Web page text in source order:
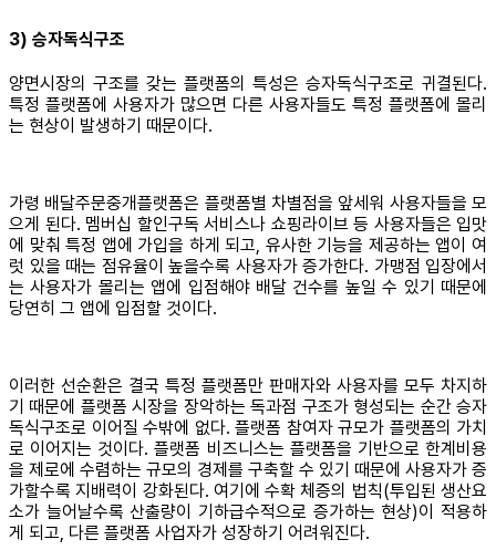
3) 승자독식구조
양면시장의 구조를 갖는 플랫폼의 특성은 승자독식구조로 귀결된다.
특정 플랫폼에 사용자가 많으면 다른 사용자들도 특정 플랫폼에 몰리
는 현상이 발생하기 때문이다.
가령 배달주문중개플랫폼은 플랫폼별 차별점을 앞세워 사용자들을 모
으게 된다. 멤버십 할인구독 서비스나 쇼핑라이브 등 사용자들은 입맛
에 맞춰 특정 앱에 가입을 하게 되고, 유사한 기능을 제공하는 앱이 여
럿 있을 때는 점유율이 높을수록 사용자가 증가한다. 가맹점 입장에서
는 사용자가 몰리는 앱에 입점해야 배달 건수를 높일 수 있기 때문에
당연히 그 앱에 입점할 것이다.
이러한 선순환은 결국 특정 플랫폼만 판매자와 사용자를 모두 차지하
기 때문에 플랫폼 시장을 장악하는 독과점 구조가 형성되는 순간 승자
독식구조로 이어질 수밖에 없다. 플랫폼 참여자 규모가 플랫폼의 가치
로 이어지는 것이다. 플랫폼 비즈니스는 플랫폼을 기반으로 한계비용
을 제로에 수렴하는 규모의 경제를 구축할 수 있기 때문에 사용자가 증
가할수록 지배력이 강화된다. 여기에 수확 체증의 법칙(투입된 생산요
소가 늘어날수록 산출량이 기하급수적으로 증가하는 현상)이 적용하
게 되고, 다른 플랫폼 사업자가 성장하기 어려워진다.